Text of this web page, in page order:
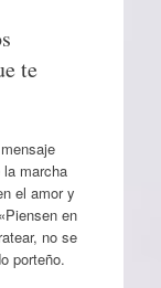
te
marcha
el amor y
en
no se
porteño.